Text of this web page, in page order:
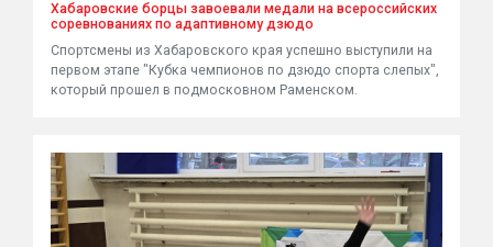
Хабаровские борцы завоевали медали на всероссийских
соревнованиях по адаптивному дзюдо
Спортсмены из Хабаровского края успешно выступили на
первом этапе "Кубка чемпионов по дзюдо спорта слепых",
который прошел в подмосковном Раменском.